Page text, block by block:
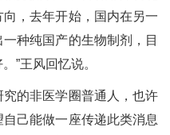
，去年开始，国内在另一
种纯国产的生物制剂，目
”王风回忆说。
的非医学圈普通人，也许
己能做一座传递此类消息